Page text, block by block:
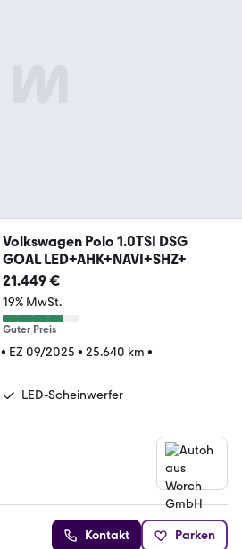
Volkswagen Polo 1.0TSI DSG
GOAL LED+AHK+NAVI+SHZ+
21.449 €
19% MwSt.
Guter Preis
• EZ 09/2025 • 25.640 km •
LED-Scheinwerfer
Kontakt Parken